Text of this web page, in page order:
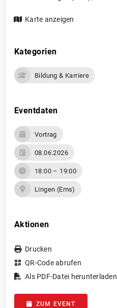
Karte anzeigen
Kategorien
Bildung & Karriere
Eventdaten
Vortrag
08.06.2026
18:00 – 19:00
Lingen (Ems)
Aktionen
Drucken
QR-Code abrufen
Als PDF-Datei herunterladen
ZUM EVENT